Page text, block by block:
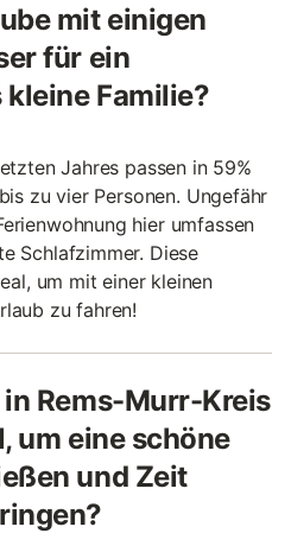
mit einigen
für ein
Familie?
Jahres passen in 59%
zu vier Personen. Ungefähr
hier umfassen
Schlafzimmer. Diese
um mit einer kleinen
zu fahren!
Rems-Murr-Kreis
um eine schöne
und Zeit